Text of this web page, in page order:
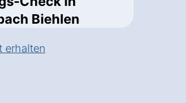
Biehlen
erhalten